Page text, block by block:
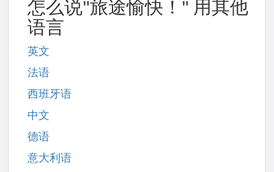
怎么说"旅途愉快！" 用其他
语言
英文
法语
西班牙语
中文
德语
意大利语